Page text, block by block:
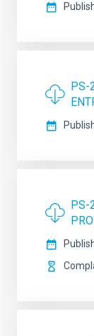
PS-
PS-